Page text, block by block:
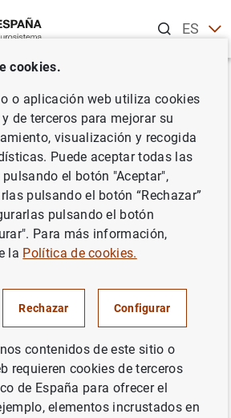
ESEN
para hacer
presiones de
mercados
de liquidez en algunos mercados
(23KB)
cookies.
o aplicación web utiliza cookies
de terceros para mejorar su
visualización y recogida
Puede aceptar todas las
el botón "Aceptar",
pulsando el botón “Rechazar”
pulsando el botón
Para más información,
la Política de cookies.
Rechazar Configurar
contenidos de este sitio o
requieren cookies de terceros
de España para ofrecer el
elementos incrustados en